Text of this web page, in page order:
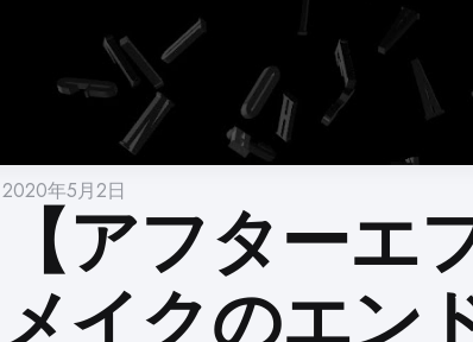
2020年5月2日
【アフターエ
メイクのエン